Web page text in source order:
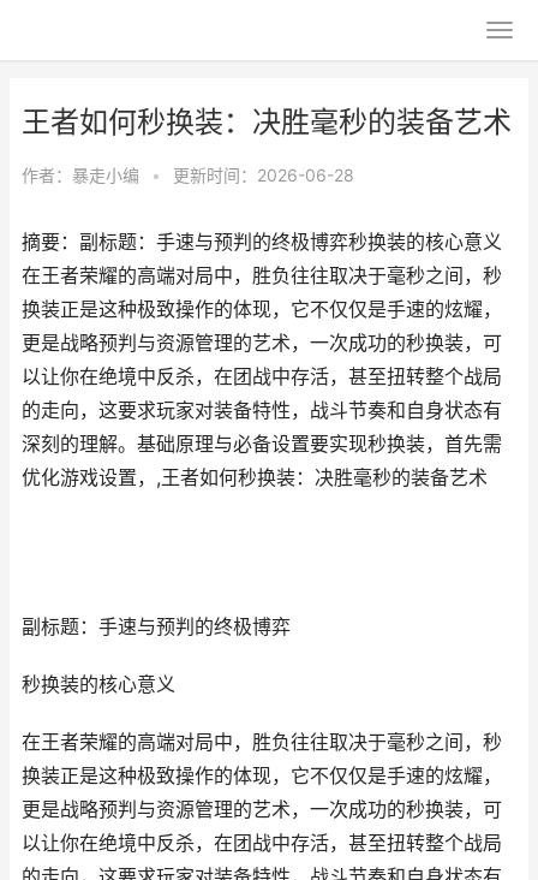
王者如何秒换装：决胜毫秒的装备艺术
作者： 暴走小编 • 更新时间：2026-06-28
摘要：副标题：手速与预判的终极博弈秒换装的核心意义
在王者荣耀的高端对局中，胜负往往取决于毫秒之间，秒
换装正是这种极致操作的体现，它不仅仅是手速的炫耀，
更是战略预判与资源管理的艺术，一次成功的秒换装，可
以让你在绝境中反杀，在团战中存活，甚至扭转整个战局
的走向，这要求玩家对装备特性，战斗节奏和自身状态有
深刻的理解。基础原理与必备设置要实现秒换装，首先需
优化游戏设置，,王者如何秒换装：决胜毫秒的装备艺术
副标题：手速与预判的终极博弈
秒换装的核心意义
在王者荣耀的高端对局中，胜负往往取决于毫秒之间，秒
换装正是这种极致操作的体现，它不仅仅是手速的炫耀，
更是战略预判与资源管理的艺术，一次成功的秒换装，可
以让你在绝境中反杀，在团战中存活，甚至扭转整个战局